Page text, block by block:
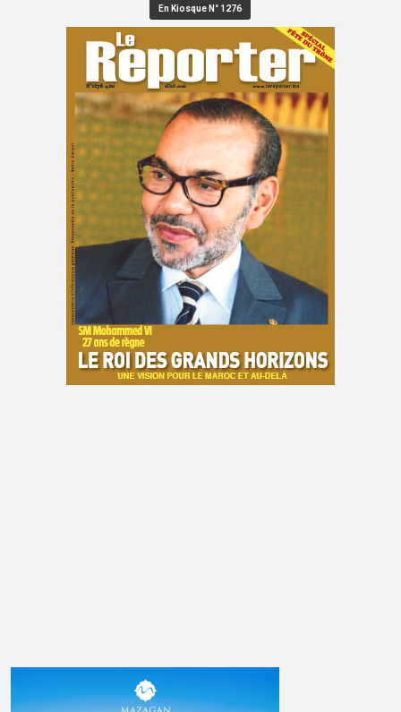
En Kiosque N° 1276